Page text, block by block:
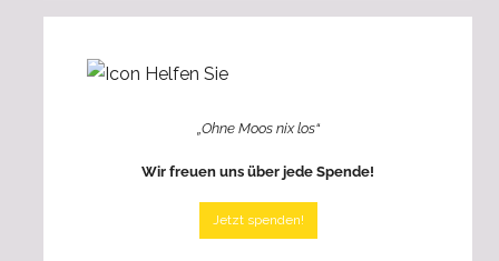
„Ohne Moos nix los“
Wir freuen uns über jede Spende!
Jetzt spenden!